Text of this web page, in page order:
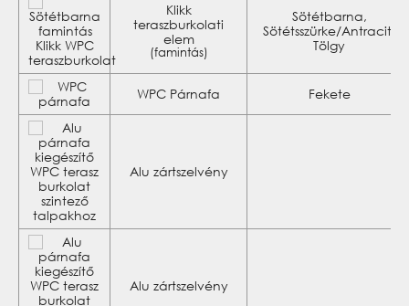
Klikk
teraszburkolati
elem
(famintás)
Sötétbarna,
Sötétsszürke/Antracit,
Tölgy
WPC Párnafa Fekete
Alu zártszelvény
Alu zártszelvény